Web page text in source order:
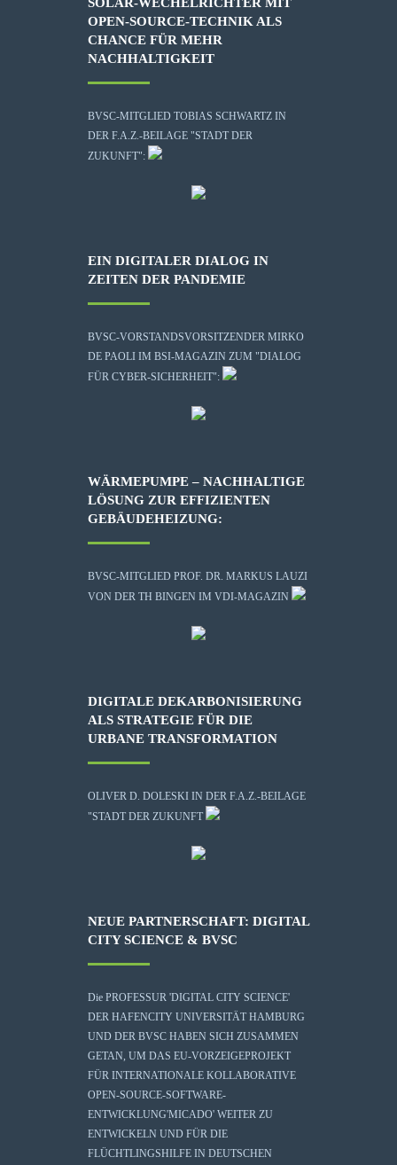
OPEN-SOURCE-TECHNIK ALS
CHANCE FÜR MEHR
NACHHALTIGKEIT
BVSC-MITGLIED TOBIAS SCHWARTZ IN
DER F.A.Z.-BEILAGE "STADT DER
ZUKUNFT":
EIN DIGITALER DIALOG IN
ZEITEN DER PANDEMIE
BVSC-VORSTANDSVORSITZENDER MIRKO
DE PAOLI IM BSI-MAGAZIN ZUM "DIALOG
FÜR CYBER-SICHERHEIT":
WÄRMEPUMPE – NACHHALTIGE
LÖSUNG ZUR EFFIZIENTEN
GEBÄUDEHEIZUNG:
BVSC-MITGLIED PROF. DR. MARKUS LAUZI
VON DER TH BINGEN IM VDI-MAGAZIN
DIGITALE DEKARBONISIERUNG
ALS STRATEGIE FÜR DIE
URBANE TRANSFORMATION
OLIVER D. DOLESKI IN DER F.A.Z.-BEILAGE
"STADT DER ZUKUNFT
NEUE PARTNERSCHAFT: DIGITAL
CITY SCIENCE & BVSC
Die PROFESSUR 'DIGITAL CITY SCIENCE'
DER HAFENCITY UNIVERSITÄT HAMBURG
UND DER BVSC HABEN SICH ZUSAMMEN
GETAN, UM DAS EU-VORZEIGEPROJEKT
FÜR INTERNATIONALE KOLLABORATIVE
OPEN-SOURCE-SOFTWARE-
ENTWICKLUNG'MICADO' WEITER ZU
ENTWICKELN UND FÜR DIE
FLÜCHTLINGSHILFE IN DEUTSCHEN